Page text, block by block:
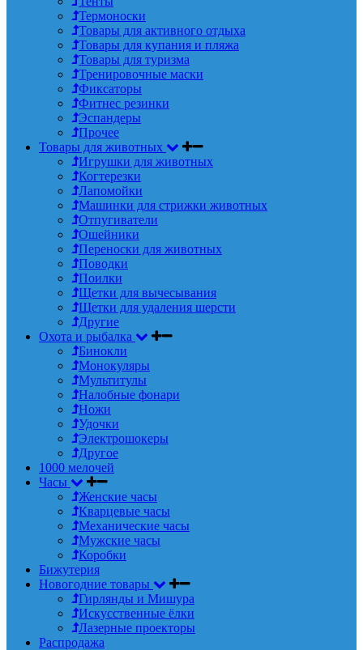
Термоноски
Товары для активного отдыха
Товары для купания и пляжа
Товары для туризма
Тренировочные маски
Фиксаторы
Фитнес резинки
Эспандеры
Прочее
Товары для животных
Игрушки для животных
Когтерезки
Лапомойки
Машинки для стрижки животных
Отпугиватели
Ошейники
Переноски для животных
Поводки
Поилки
Щетки для вычесывания
Щетки для удаления шерсти
Другие
Охота и рыбалка
Бинокли
Монокуляры
Мультитулы
Налобные фонари
Ножи
Удочки
Электрошокеры
Другое
1000 мелочей
Часы
Женские часы
Кварцевые часы
Механические часы
Мужские часы
Коробки
Бижутерия
Новогодние товары
Гирлянды и Мишура
Искусственные ёлки
Лазерные проекторы
Распродажа